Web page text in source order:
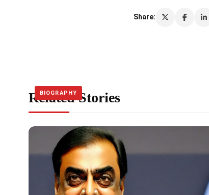
Share:
Related Stories
BIOGRAPHY
BIOGRAPHY
BIOGRAPHY